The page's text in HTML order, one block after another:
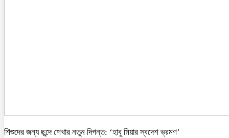
শিশুদের জন্য ছন্দে শেখার নতুন দিগন্ত: ‘হাবু মিয়ার স্বদেশ ভ্রমণ’